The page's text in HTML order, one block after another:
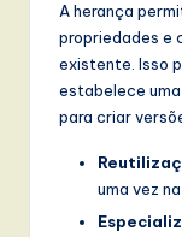
A herança
propriedades e
existente. Isso
estabelece uma
para criar
uma vez